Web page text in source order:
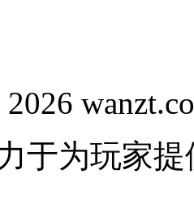
于为玩家